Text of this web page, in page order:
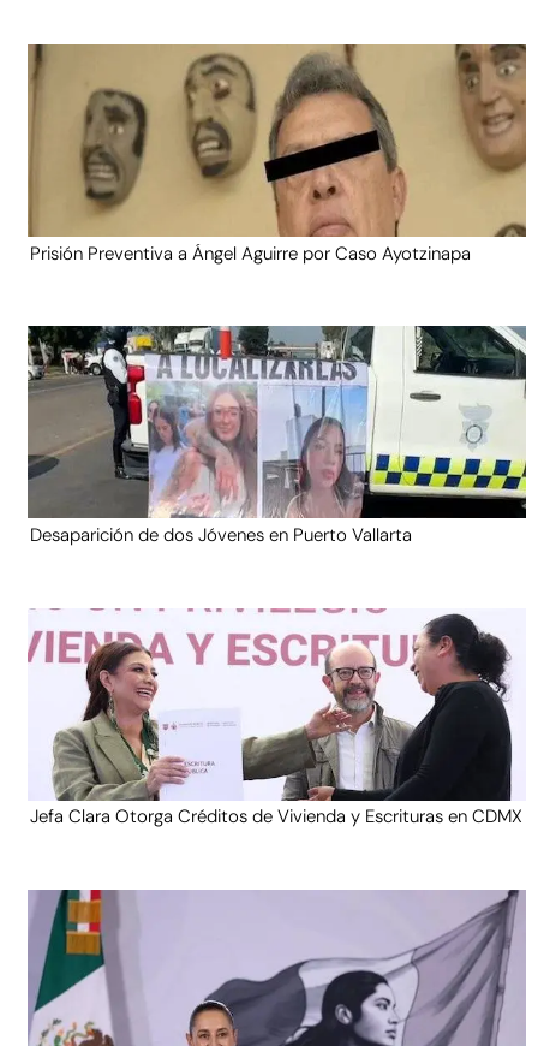
Prisión Preventiva a Ángel Aguirre por Caso Ayotzinapa
Desaparición de dos Jóvenes en Puerto Vallarta
Jefa Clara Otorga Créditos de Vivienda y Escrituras en CDMX